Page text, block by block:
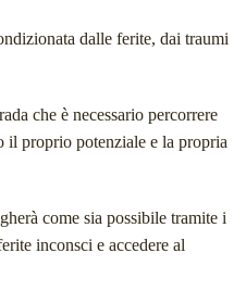
dalle ferite, dai traumi
che è necessario percorrere
il proprio potenziale e la propria
come sia possibile tramite i
inconsci e accedere al